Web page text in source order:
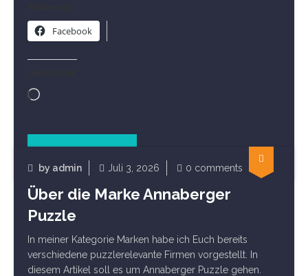
Facebook
Wird
Marken
by admin Juli 3, 2026 0 comments
Über die Marke Annaberger
Puzzle
In meiner Kategorie Marken habe ich Euch bereits
verschiedene puzzlerelevante Firmen vorgestellt. In
diesem Artikel soll es um Annaberger Puzzle gehen.